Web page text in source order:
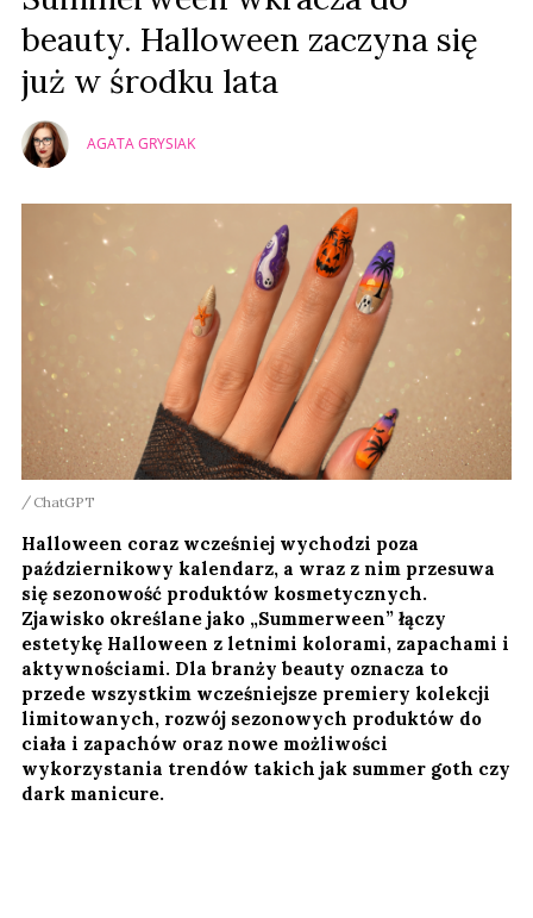
beauty. Halloween zaczyna się
już w środku lata
AGATA GRYSIAK
ChatGPT
Halloween coraz wcześniej wychodzi poza
październikowy kalendarz, a wraz z nim przesuwa
się sezonowość produktów kosmetycznych.
Zjawisko określane jako „Summerween” łączy
estetykę Halloween z letnimi kolorami, zapachami i
aktywnościami. Dla branży beauty oznacza to
przede wszystkim wcześniejsze premiery kolekcji
limitowanych, rozwój sezonowych produktów do
ciała i zapachów oraz nowe możliwości
wykorzystania trendów takich jak summer goth czy
dark manicure.